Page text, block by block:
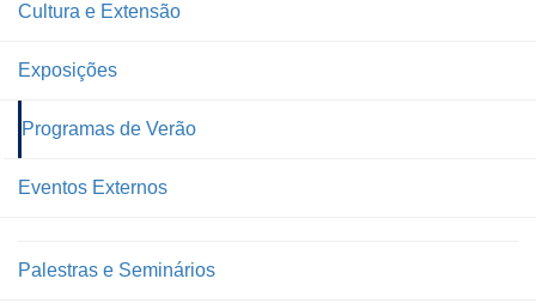
Cultura e Extensão
Exposições
Programas de Verão
Eventos Externos
Palestras e Seminários